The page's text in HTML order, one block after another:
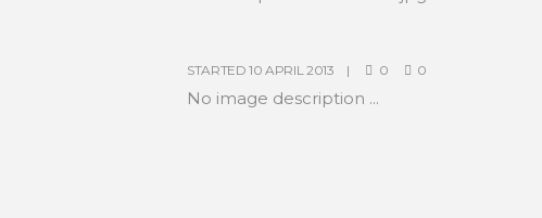
STARTED10 APRIL 2013 0 0
No image description ...